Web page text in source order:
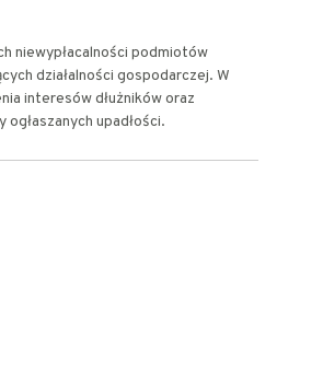
niewypłacalności podmiotów
działalności gospodarczej. W
interesów dłużników oraz
upadłości.